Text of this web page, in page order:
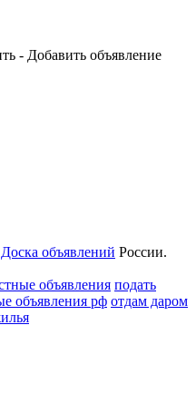
- Добавить объявление
Доска объявлений России.
объявления подать
объявления рф отдам даром